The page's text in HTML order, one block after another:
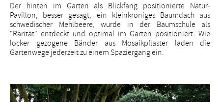
Der hinten im Garten als Blickfang positionierte Natur-
Pavillon, besser gesagt, ein kleinkroniges Baumdach aus
schwedischer Mehlbeere, wurde in der Baumschule als
"Rarität" entdeckt und optimal im Garten positioniert. Wie
locker gezogene Bänder aus Mosaikpflaster laden die
Gartenwege jederzeit zu einem Spaziergang ein.